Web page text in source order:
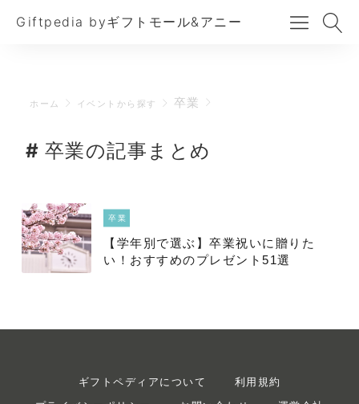
Giftpedia byギフトモール&アニー
ホーム イベントから探す 卒業
卒業の記事まとめ
卒業
【学年別で選ぶ】卒業祝いに贈りた
い！おすすめのプレゼント51選
ギフトペディアについて
利用規約